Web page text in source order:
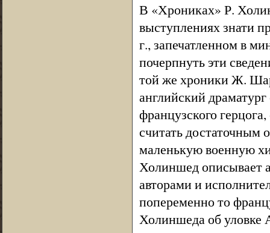
В «Хрониках» Р.
выступлениях знати
г., запечатленном в
почерпнуть эти
той же хроники Ж.
английский
французского
считать достаточным
маленькую военную
Холиншед описывает
авторами и
попеременно то
Холиншеда об уловке